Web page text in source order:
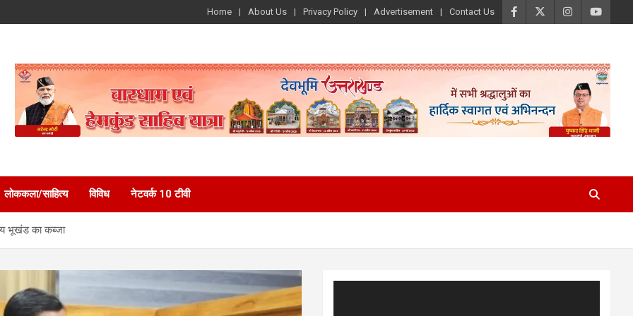
Home About Us Privacy Policy Advertisement Contact Us
लोककला/साहित्य विविध नेटवर्क 10 टीवी
भूखंड का कब्जा